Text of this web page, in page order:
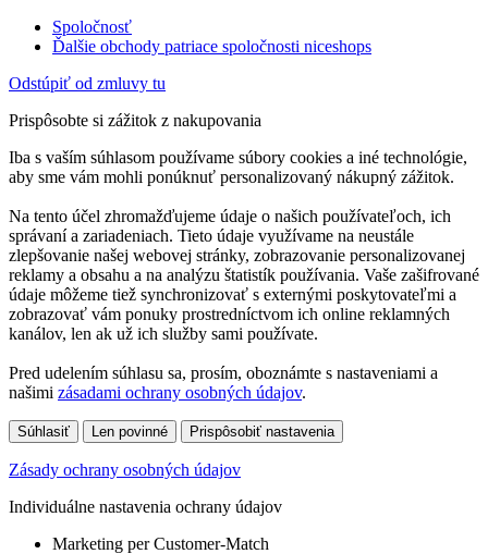
Spoločnosť
Ďalšie obchody patriace spoločnosti niceshops
Odstúpiť od zmluvy tu
Prispôsobte si zážitok z nakupovania
Iba s vaším súhlasom používame súbory cookies a iné technológie,
aby sme vám mohli ponúknuť personalizovaný nákupný zážitok.
Na tento účel zhromažďujeme údaje o našich používateľoch, ich
správaní a zariadeniach. Tieto údaje využívame na neustále
zlepšovanie našej webovej stránky, zobrazovanie personalizovanej
reklamy a obsahu a na analýzu štatistík používania. Vaše zašifrované
údaje môžeme tiež synchronizovať s externými poskytovateľmi a
zobrazovať vám ponuky prostredníctvom ich online reklamných
kanálov, len ak už ich služby sami používate.
Pred udelením súhlasu sa, prosím, oboznámte s nastaveniami a
našimi zásadami ochrany osobných údajov.
Súhlasiť Len povinné Prispôsobiť nastavenia
Zásady ochrany osobných údajov
Individuálne nastavenia ochrany údajov
Marketing per Customer-Match